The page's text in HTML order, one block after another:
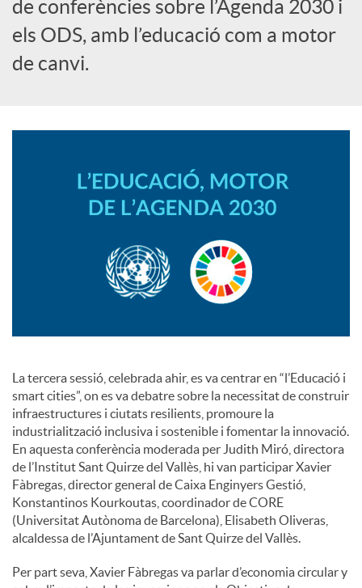
a
de conferències sobre l’Agenda 2030 i
els ODS, amb l’educació com a motor
de canvi.
La tercera sessió, celebrada ahir, es va centrar en “l’Educació i
smart cities”, on es va debatre sobre la necessitat de construir
infraestructures i ciutats resilients, promoure la
industrialització inclusiva i sostenible i fomentar la innovació.
En aquesta conferència moderada per Judith Miró, directora
de l’Institut Sant Quirze del Vallès, hi van participar Xavier
Fàbregas, director general de Caixa Enginyers Gestió,
Konstantinos Kourkoutas, coordinador de CORE
(Universitat Autònoma de Barcelona), Elisabeth Oliveras,
alcaldessa de l’Ajuntament de Sant Quirze del Vallès.
Per part seva, Xavier Fàbregas va parlar d’economia circular y